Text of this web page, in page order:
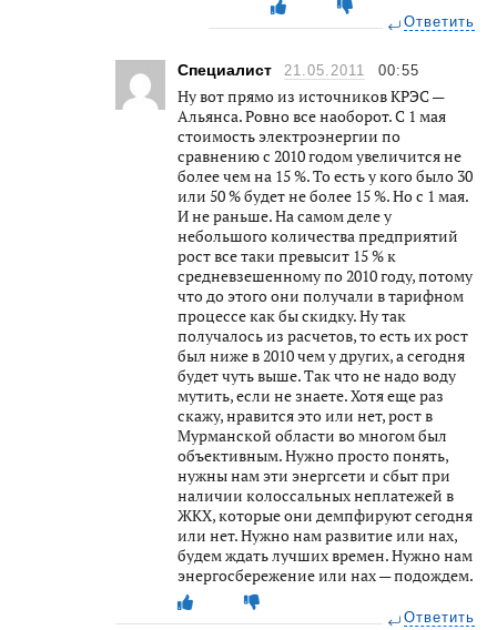
Ответить
Специалист 21.05.2011 00:55
Ну вот прямо из источников КРЭС —
Альянса. Ровно все наоборот. С 1 мая
стоимость электроэнергии по
сравнению с 2010 годом увеличится не
более чем на 15 %. То есть у кого было 30
или 50 % будет не более 15 %. Но с 1 мая.
И не раньше. На самом деле у
небольшого количества предприятий
рост все таки превысит 15 % к
средневзешенному по 2010 году, потому
что до этого они получали в тарифном
процессе как бы скидку. Ну так
получалось из расчетов, то есть их рост
был ниже в 2010 чем у других, а сегодня
будет чуть выше. Так что не надо воду
мутить, если не знаете. Хотя еще раз
скажу, нравится это или нет, рост в
Мурманской области во многом был
объективным. Нужно просто понять,
нужны нам эти энергсети и сбыт при
наличии колоссальных неплатежей в
ЖКХ, которые они демпфируют сегодня
или нет. Нужно нам развитие или нах,
будем ждать лучших времен. Нужно нам
энергосбережение или нах — подождем.
Ответить